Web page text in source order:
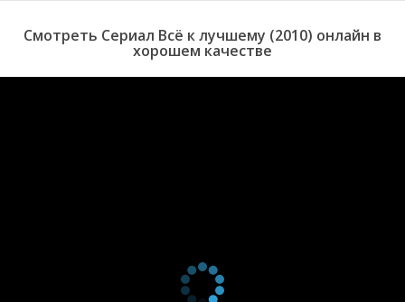
1
260
1
Смотреть Сериал Всё к лучшему (2010) онлайн в
хорошем качестве